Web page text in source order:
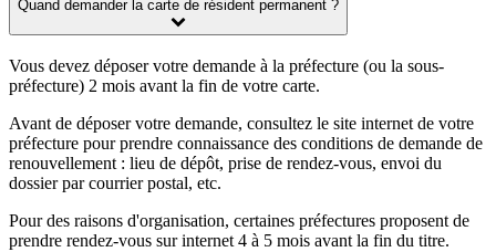
Quand demander la carte de résident permanent ?
Vous devez déposer votre demande à la préfecture (ou la sous-
préfecture) 2 mois avant la fin de votre carte.
Avant de déposer votre demande, consultez le site internet de votre
préfecture pour prendre connaissance des conditions de demande de
renouvellement : lieu de dépôt, prise de rendez-vous, envoi du
dossier par courrier postal, etc.
Pour des raisons d'organisation, certaines préfectures proposent de
prendre rendez-vous sur internet 4 à 5 mois avant la fin du titre.